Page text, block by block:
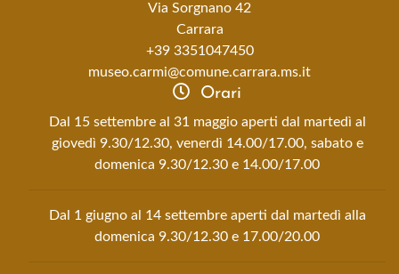
Via Sorgnano 42
Carrara
+39 3351047450
museo.carmi@comune.carrara.ms.it
Orari
Dal 15 settembre al 31 maggio aperti dal martedì al
giovedì 9.30/12.30, venerdì 14.00/17.00, sabato e
domenica 9.30/12.30 e 14.00/17.00
Dal 1 giugno al 14 settembre aperti dal martedì alla
domenica 9.30/12.30 e 17.00/20.00